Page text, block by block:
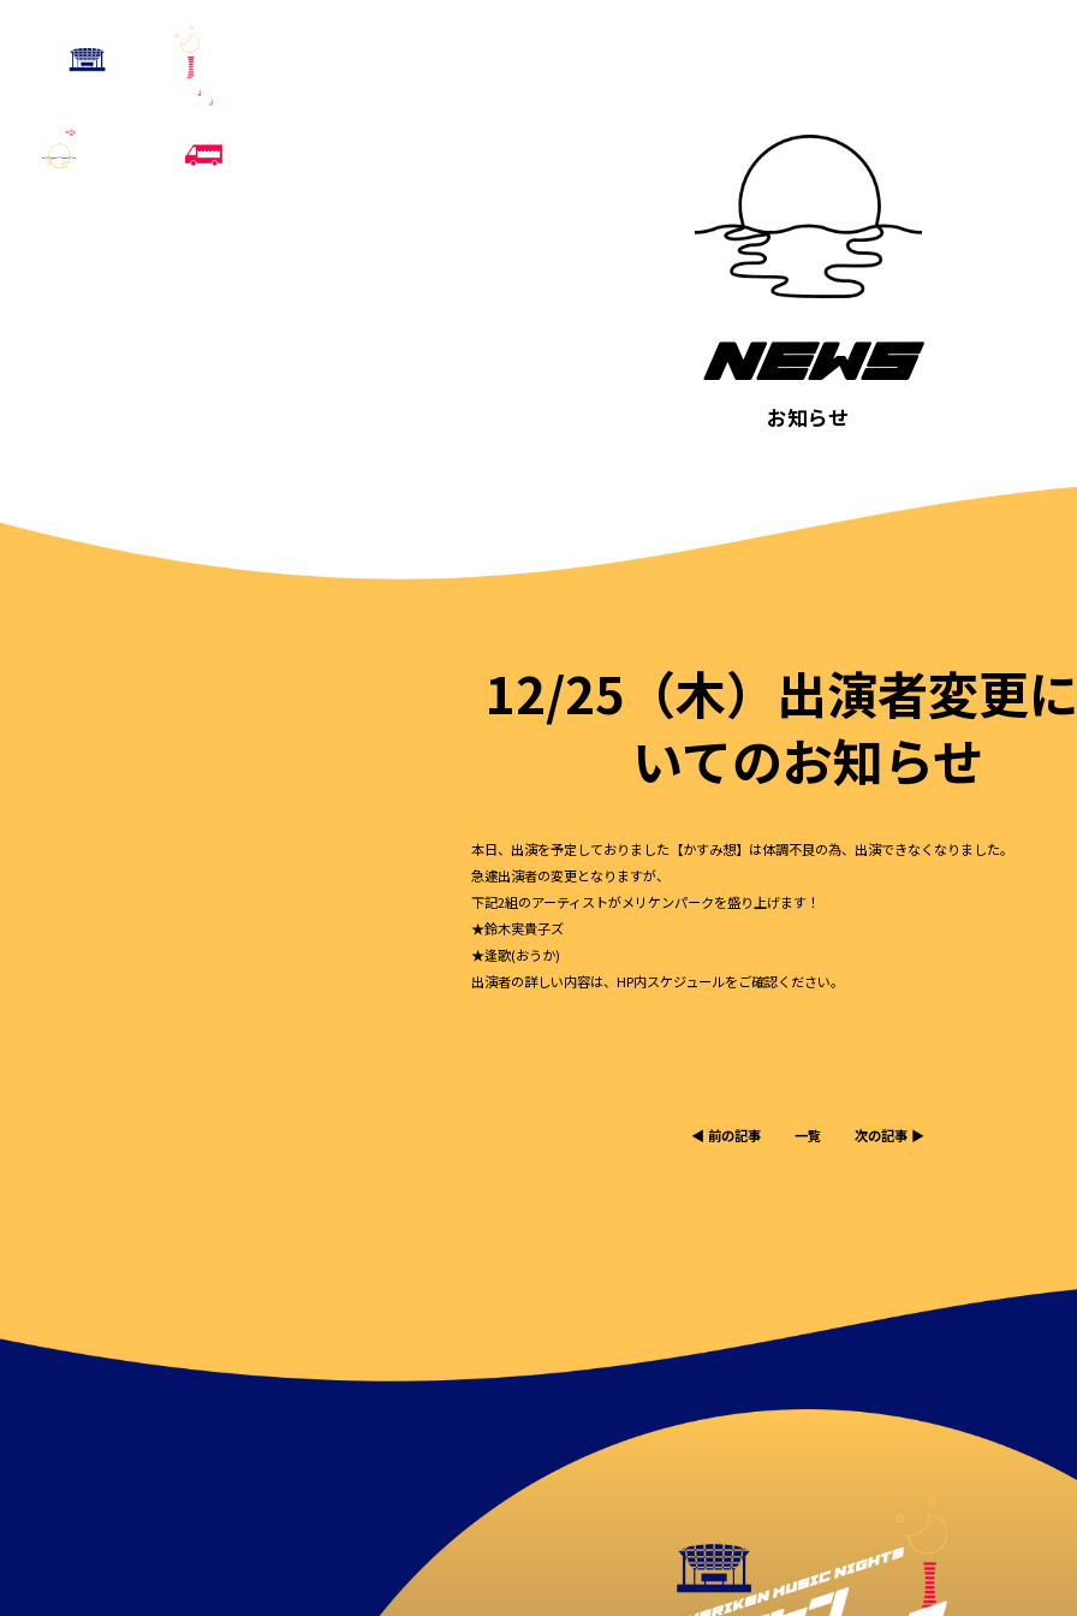
NEWS
お知らせ
12/25（木）出演者変更
いてのお知らせ
本日、出演を予定しておりました【かすみ想】は体調不良の為、出演できなくなりました。
急遽出演者の変更となりますが、
下記2組のアーティストがメリケンパークを盛り上げます！
★鈴木実貴子ズ
★逢歌(おうか)
出演者の詳しい内容は、HP内スケジュールをご確認ください。
◀︎ 前の記事 一覧 次の記事 ▶︎